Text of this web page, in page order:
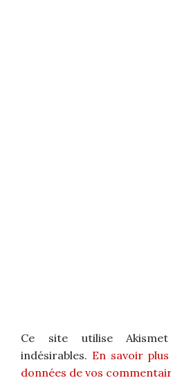
Ce site utilise
indésirables. En savoir
données de vos